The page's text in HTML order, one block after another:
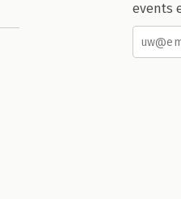
events